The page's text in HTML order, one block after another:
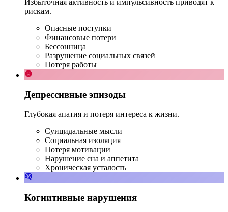
Избыточная активность и импульсивность приводят к
рискам.
Опасные поступки
Финансовые потери
Бессонница
Разрушение социальных связей
Потеря работы
Депрессивные эпизоды
Глубокая апатия и потеря интереса к жизни.
Суицидальные мысли
Социальная изоляция
Потеря мотивации
Нарушение сна и аппетита
Хроническая усталость
Когнитивные нарушения